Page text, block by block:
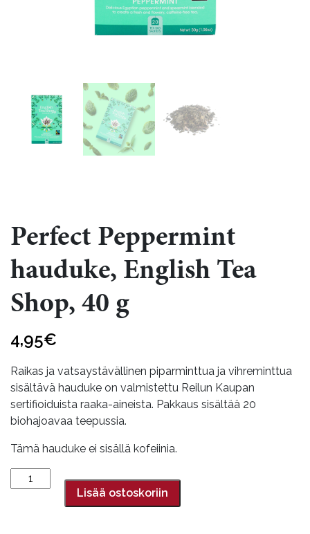
Perfect Peppermint
hauduke, English Tea
Shop, 40 g
4,95€
Raikas ja vatsaystävällinen piparminttua ja vihreminttua
sisältävä hauduke on valmistettu Reilun Kaupan
sertifioiduista raaka-aineista. Pakkaus sisältää 20
biohajoavaa teepussia.
Tämä hauduke ei sisällä kofeiinia.
Perfect
Peppermint
Lisää ostoskoriin